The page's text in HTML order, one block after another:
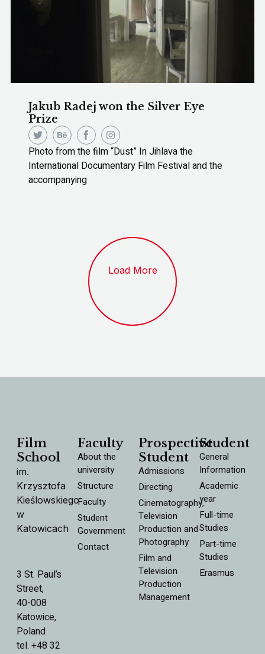
Jakub Radej won the Silver Eye
Prize
Photo from the film “Dust” In Jihlava the
International Documentary Film Festival and the
accompanying
Load More
Film
School
im.
Krzysztofa
Kieślowskiego
w
Katowicach
3 St. Paul’s
Street,
40-008
Katowice,
Poland
tel. +48 32
Faculty
About the
university
Structure
Faculty
Student
Government
Contact
Prospective
Student
Admissions
Directing
Cinematography,
Television
Production and
Photography
Film and
Television
Production
Management
Student
General
Information
Academic
year
Full-time
Studies
Part-time
Studies
Erasmus